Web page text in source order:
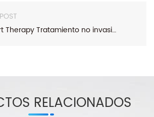
EECP Heart Therapy Tratamiento no invasivo para enfermedades del corazón a precio de fábrica
RELACIONADOS